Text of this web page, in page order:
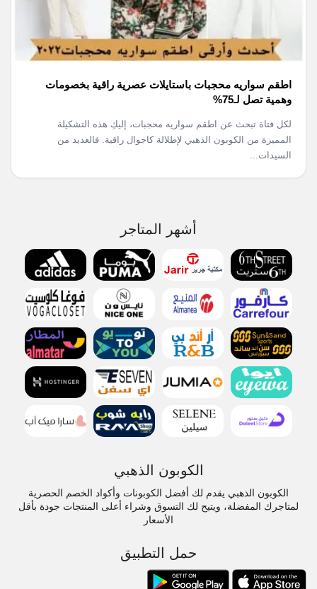
اطقم سواريه محجبات باستايلات عصرية راقية بخصومات
وهمية تصل لـ75%
لكل فتاة تبحث عن اطقم سواريه محجبات، إليكِ هذه التشكيلة
المميزة من الكوبون الذهبي لإطلالة كاجوال راقية. فالعديد من
السيدات...
أشهر المتاجر
الكوبون الذهبي
الكوبون الذهبي يقدم لك أفضل الكوبونات وأكواد الخصم الحصرية
لمتاجرك المفضلة، ويتيح لك التسوق وشراء أعلى المنتجات جودة بأقل
الأسعار
حمل التطبيق